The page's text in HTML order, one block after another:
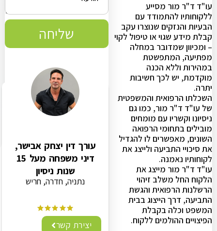
עו"ד ד"ר מור מסייע
ללקוחותיו להתמודד עם
הבעיות והנזקים שנוצרו עקב
קבלת מידע שגוי או טיפול לקוי
– ומכיוון שמדובר במחלה
מפתיעה, המתפשטת
במהירות וללא הכנה
מוקדמת, יש לכך חשיבות
יתרה.
השכלתו הרפואית והמשפטית
של עו"ד ד"ר מור, כמו גם
ניסיונו וקשריו עם מומחים
מובילים בתחומי הרפואה
השונים, מאפשרים לו להגדיל
את סיכויי התביעה ולייצג את
לקוחותיו נאמנה.
עו"ד ד"ר מור מייצג את
הלקוח החל משלב זיהוי
הרשלנות הרפואית והגשת
התביעה, דרך הייצוג בבית
המשפט וכלה בקבלת
הפיצויים ההולמים ללקוח.
שליחה
עורך דין יצחק אבישר,
דיני משפחה מעל 15
שנות ניסיון
נתניה, חדרה, חריש
יצירת קשר